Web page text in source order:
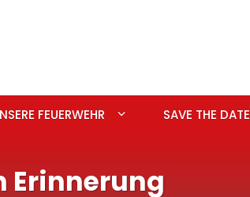
FEUERWEHR SAVE THE DATE
Erinnerung